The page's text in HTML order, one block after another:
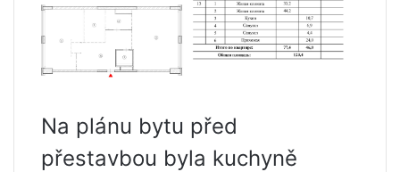
Na plánu bytu před
přestavbou byla kuchyně